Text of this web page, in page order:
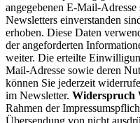
angegebenen E-Mail-
Newsletters einverstanden
erhoben. Diese Daten
der angeforderten
weiter. Die erteilte
Mail-Adresse sowie deren
können Sie jederzeit
im Newsletter. Widerspruch
Rahmen der
Übersendung von nicht